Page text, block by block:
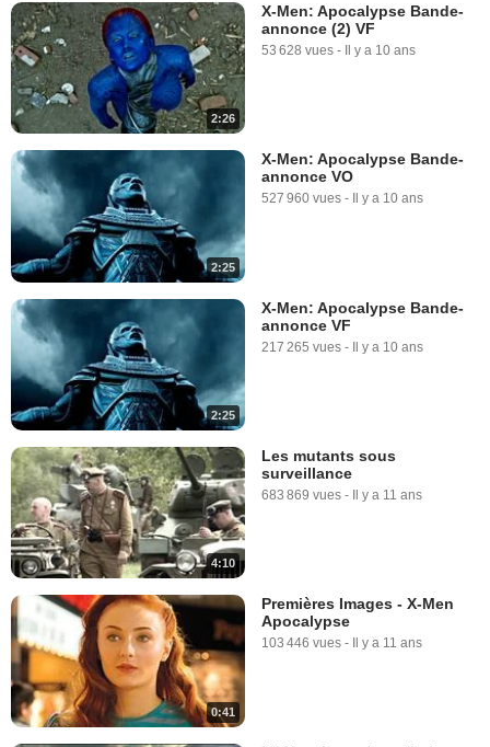
2:26
X-Men: Apocalypse Bande-
annonce (2) VF
53 628 vues - Il y a 10 ans
2:25
X-Men: Apocalypse Bande-
annonce VO
527 960 vues - Il y a 10 ans
2:25
X-Men: Apocalypse Bande-
annonce VF
217 265 vues - Il y a 10 ans
4:10
Les mutants sous
surveillance
683 869 vues - Il y a 11 ans
0:41
Premières Images - X-Men
Apocalypse
103 446 vues - Il y a 11 ans